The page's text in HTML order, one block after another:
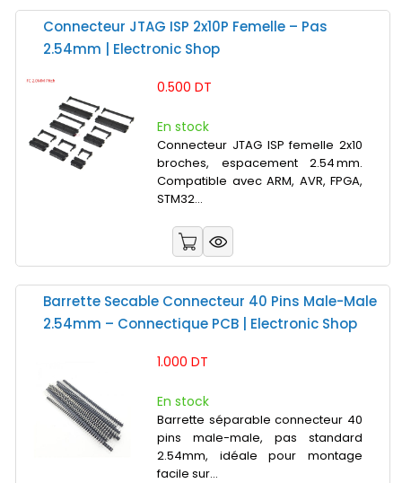
Connecteur JTAG ISP 2x10P Femelle – Pas
2.54mm | Electronic Shop
0.500 DT
En stock
Connecteur JTAG ISP femelle 2x10
broches, espacement 2.54 mm.
Compatible avec ARM, AVR, FPGA,
STM32...
Barrette Secable Connecteur 40 Pins Male-Male
2.54mm – Connectique PCB | Electronic Shop
1.000 DT
En stock
Barrette séparable connecteur 40
pins male-male, pas standard
2.54mm, idéale pour montage
facile sur...